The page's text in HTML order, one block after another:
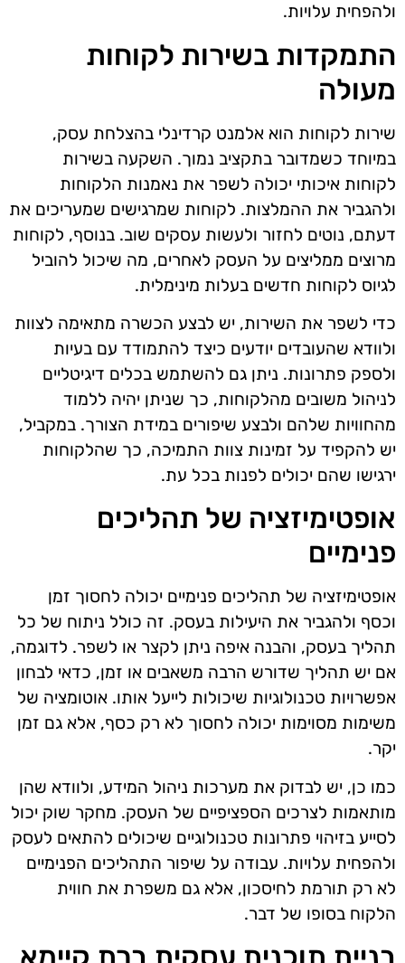
ולהפחית עלויות.
התמקדות בשירות לקוחות
מעולה
שירות לקוחות הוא אלמנט קרדינלי בהצלחת עסק,
במיוחד כשמדובר בתקציב נמוך. השקעה בשירות
לקוחות איכותי יכולה לשפר את נאמנות הלקוחות
ולהגביר את ההמלצות. לקוחות שמרגישים שמעריכים את
דעתם, נוטים לחזור ולעשות עסקים שוב. בנוסף, לקוחות
מרוצים ממליצים על העסק לאחרים, מה שיכול להוביל
לגיוס לקוחות חדשים בעלות מינימלית.
כדי לשפר את השירות, יש לבצע הכשרה מתאימה לצוות
ולוודא שהעובדים יודעים כיצד להתמודד עם בעיות
ולספק פתרונות. ניתן גם להשתמש בכלים דיגיטליים
לניהול משובים מהלקוחות, כך שניתן יהיה ללמוד
מהחוויות שלהם ולבצע שיפורים במידת הצורך. במקביל,
יש להקפיד על זמינות צוות התמיכה, כך שהלקוחות
ירגישו שהם יכולים לפנות בכל עת.
אופטימיזציה של תהליכים
פנימיים
אופטימיזציה של תהליכים פנימיים יכולה לחסוך זמן
וכסף ולהגביר את היעילות בעסק. זה כולל ניתוח של כל
תהליך בעסק, והבנה איפה ניתן לקצר או לשפר. לדוגמה,
אם יש תהליך שדורש הרבה משאבים או זמן, כדאי לבחון
אפשרויות טכנולוגיות שיכולות לייעל אותו. אוטומציה של
משימות מסוימות יכולה לחסוך לא רק כסף, אלא גם זמן
יקר.
כמו כן, יש לבדוק את מערכות ניהול המידע, ולוודא שהן
מותאמות לצרכים הספציפיים של העסק. מחקר שוק יכול
לסייע בזיהוי פתרונות טכנולוגיים שיכולים להתאים לעסק
ולהפחית עלויות. עבודה על שיפור התהליכים הפנימיים
לא רק תורמת לחיסכון, אלא גם משפרת את חווית
הלקוח בסופו של דבר.